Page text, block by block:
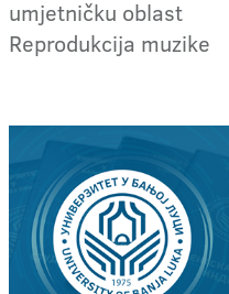
umjetničku oblast
Reprodukcija muzike